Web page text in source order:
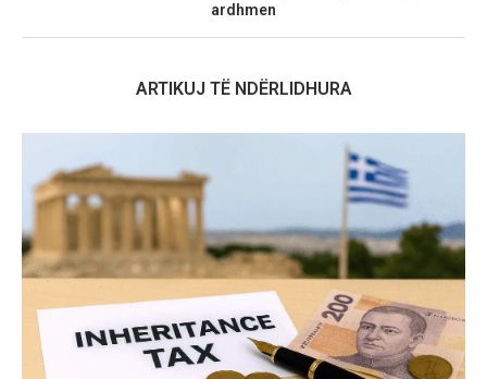
ardhmen
ARTIKUJ TË NDËRLIDHURA